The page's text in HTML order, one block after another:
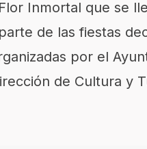
Inmortal que se
de las fiestas
por el
de Cultura y